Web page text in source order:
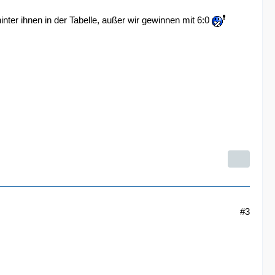
ihnen in der Tabelle, außer wir gewinnen mit 6:0
#3